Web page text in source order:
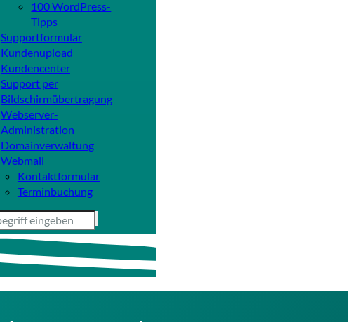
100 WordPress-
Tipps
Supportformular
Kundenupload
Kundencenter
Support per
Bildschirmübertragung
Webserver-
Administration
Domainverwaltung
Webmail
Kontaktformular
Terminbuchung